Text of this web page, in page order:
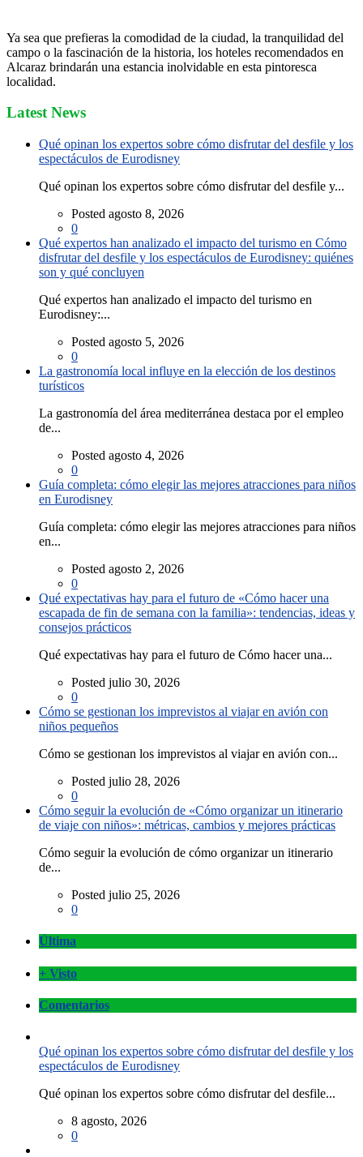
Ya sea que prefieras la comodidad de la ciudad, la tranquilidad del
campo o la fascinación de la historia, los hoteles recomendados en
Alcaraz brindarán una estancia inolvidable en esta pintoresca
localidad.
Latest News
Qué opinan los expertos sobre cómo disfrutar del desfile y los
espectáculos de Eurodisney
Qué opinan los expertos sobre cómo disfrutar del desfile y...
Posted agosto 8, 2026
0
Qué expertos han analizado el impacto del turismo en Cómo
disfrutar del desfile y los espectáculos de Eurodisney: quiénes
son y qué concluyen
Qué expertos han analizado el impacto del turismo en
Eurodisney:...
Posted agosto 5, 2026
0
La gastronomía local influye en la elección de los destinos
turísticos
La gastronomía del área mediterránea destaca por el empleo
de...
Posted agosto 4, 2026
0
Guía completa: cómo elegir las mejores atracciones para niños
en Eurodisney
Guía completa: cómo elegir las mejores atracciones para niños
en...
Posted agosto 2, 2026
0
Qué expectativas hay para el futuro de «Cómo hacer una
escapada de fin de semana con la familia»: tendencias, ideas y
consejos prácticos
Qué expectativas hay para el futuro de Cómo hacer una...
Posted julio 30, 2026
0
Cómo se gestionan los imprevistos al viajar en avión con
niños pequeños
Cómo se gestionan los imprevistos al viajar en avión con...
Posted julio 28, 2026
0
Cómo seguir la evolución de «Cómo organizar un itinerario
de viaje con niños»: métricas, cambios y mejores prácticas
Cómo seguir la evolución de cómo organizar un itinerario
de...
Posted julio 25, 2026
0
Última
+ Visto
Comentarios
Qué opinan los expertos sobre cómo disfrutar del desfile y los
espectáculos de Eurodisney
Qué opinan los expertos sobre cómo disfrutar del desfile...
8 agosto, 2026
0